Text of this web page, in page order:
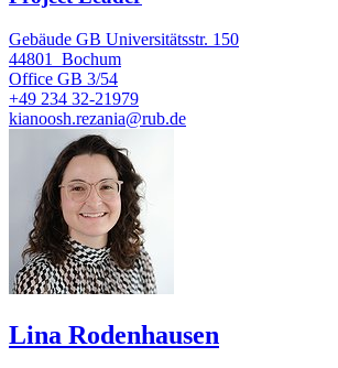
Gebäude GB Universitätsstr. 150
44801
Bochum
Office GB 3/54
+49 234 32-21979
kianoosh.rezania@rub.de
Lina Rodenhausen